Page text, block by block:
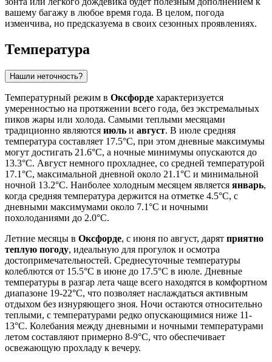
вашему багажу в любое время года. В целом, погода
изменчива, но предсказуема в своих сезонных проявлениях.
Температура
Нашли неточность?
Температурный режим в Оксфорде характеризуется
умеренностью на протяжении всего года, без экстремальных
пиков жары или холода. Самыми теплыми месяцами
традиционно являются июль и август. В июле средняя
температура составляет 17.5°C, при этом дневные максимумы
могут достигать 21.6°C, а ночные минимумы опускаются до
13.3°C. Август немного прохладнее, со средней температурой
17.1°C, максимальной дневной около 21.1°C и минимальной
ночной 13.2°C. Наиболее холодным месяцем является январь,
когда средняя температура держится на отметке 4.5°C, с
дневными максимумами около 7.1°C и ночными
похолоданиями до 2.0°C.
Летние месяцы в Оксфорде, с июня по август, дарят приятно
теплую погоду, идеальную для прогулок и осмотра
достопримечательностей. Среднесуточные температуры
колеблются от 15.5°C в июне до 17.5°C в июле. Дневные
температуры в разгар лета чаще всего находятся в комфортном
диапазоне 19-22°C, что позволяет наслаждаться активным
отдыхом без изнуряющего зноя. Ночи остаются относительно
теплыми, с температурами редко опускающимися ниже 11-
13°C. Колебания между дневными и ночными температурами
летом составляют примерно 8-9°C, что обеспечивает
освежающую прохладу к вечеру.